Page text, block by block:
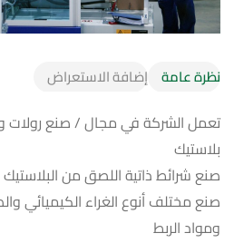
نظرة عامة إضافة الاستعراض
تعمل الشركة في مجال / صنع رولات
بلاستيك
صنع شرائط ذاتية اللصق من البلاستيك
صنع مختلف أنوع الغراء الكيميائي
ومواد الربط